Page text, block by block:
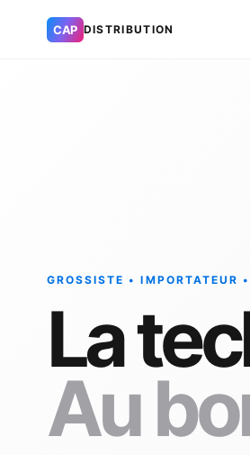
CAP DISTRIBUTION
GROSSISTE • IMPORTATEUR
La
Au